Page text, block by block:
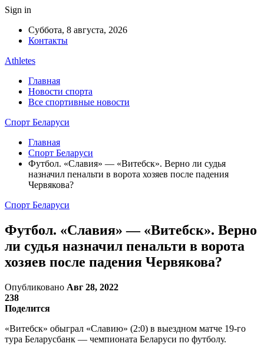
Sign in
Суббота, 8 августа, 2026
Контакты
Athletes
Главная
Новости спорта
Все спортивные новости
Спорт Беларуси
Главная
Спорт Беларуси
Футбол. «Славия» — «Витебск». Верно ли судья
назначил пенальти в ворота хозяев после падения
Червякова?
Спорт Беларуси
Футбол. «Славия» — «Витебск». Верно
ли судья назначил пенальти в ворота
хозяев после падения Червякова?
Опубликовано Авг 28, 2022
238
Поделится
«Витебск» обыграл «Славию» (2:0) в выездном матче 19-го
тура Беларусбанк — чемпионата Беларуси по футболу.